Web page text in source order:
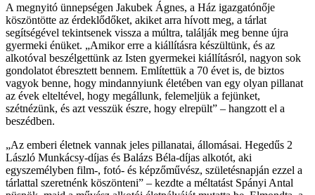
A megnyitó ünnepségen Jakubek Ágnes, a Ház igazgatónője
köszöntötte az érdeklődőket, akiket arra hívott meg, a tárlat
segítségével tekintsenek vissza a múltra, találják meg benne újra
gyermeki énüket. „Amikor erre a kiállításra készültünk, és az
alkotóval beszélgettünk az Isten gyermekei kiállításról, nagyon sok
gondolatot ébresztett bennem. Említettük a 70 évet is, de biztos
vagyok benne, hogy mindannyiunk életében van egy olyan pillanat
az évek elteltével, hogy megállunk, felemeljük a fejünket,
szétnézünk, és azt vesszük észre, hogy elrepült” – hangzott el a
beszédben.
„Az emberi életnek vannak jeles pillanatai, állomásai. Hegedűs 2
László Munkácsy-díjas és Balázs Béla-díjas alkotót, aki
egyszemélyben film-, fotó- és képzőművész, születésnapján ezzel a
tárlattal szeretnénk köszönteni” – kezdte a méltatást Spányi Antal